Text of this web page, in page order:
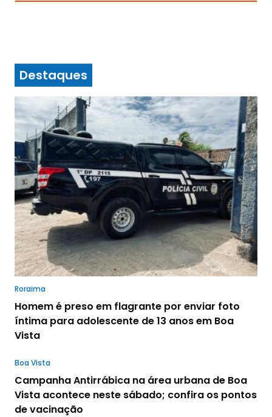
Destaques
Roraima
Homem é preso em flagrante por enviar foto
íntima para adolescente de 13 anos em Boa
Vista
Boa Vista
Campanha Antirrábica na área urbana de Boa
Vista acontece neste sábado; confira os pontos
de vacinação